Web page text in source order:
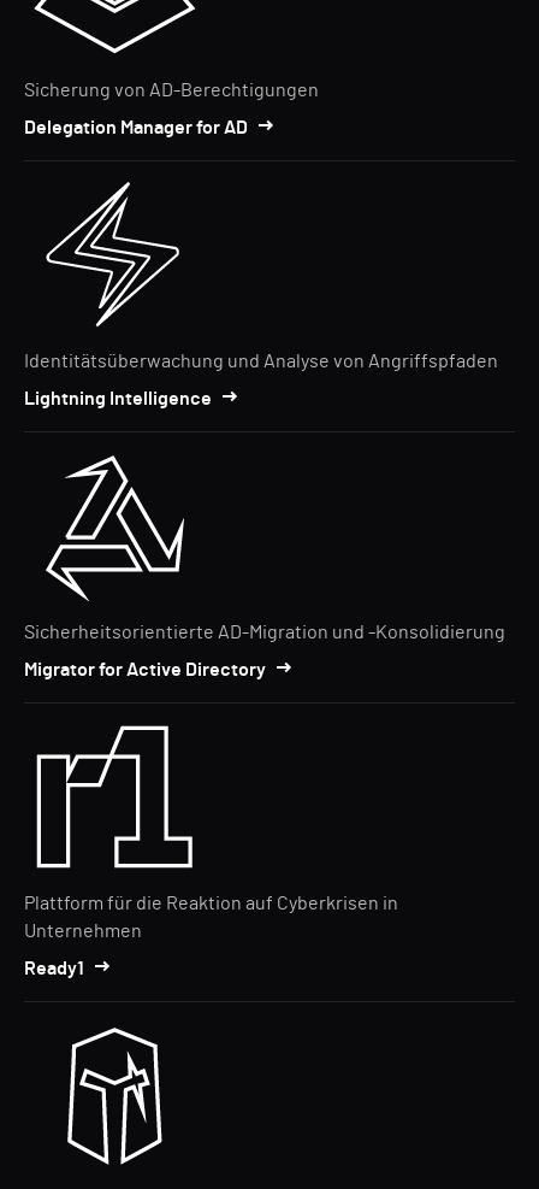
Sicherung von AD-Berechtigungen
Delegation Manager for AD
Identitätsüberwachung und Analyse von Angriffspfaden
Lightning Intelligence
Sicherheitsorientierte AD-Migration und -Konsolidierung
Migrator for Active Directory
Plattform für die Reaktion auf Cyberkrisen in
Unternehmen
Ready1